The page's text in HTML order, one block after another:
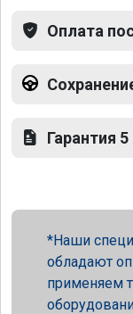
Оплата
Гарантия
Наши
обладают
применяем